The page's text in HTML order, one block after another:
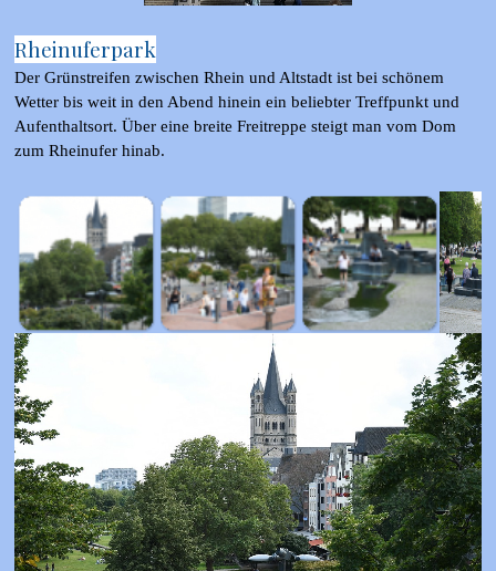
Rheinuferpark
Der Grünstreifen zwischen Rhein und Altstadt ist bei schönem
Wetter bis weit in den Abend hinein ein beliebter Treffpunkt und
Aufenthaltsort. Über eine breite Freitreppe steigt man vom Dom
zum Rheinufer hinab.